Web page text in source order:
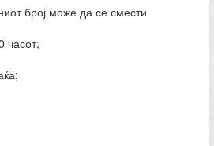
број може да се смести
часот;